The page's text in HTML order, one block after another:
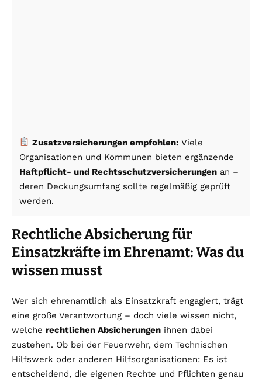
Zusatzversicherungen empfohlen: Viele
Organisationen und Kommunen bieten ergänzende
Haftpflicht- und Rechtsschutzversicherungen an –
deren Deckungsumfang sollte regelmäßig geprüft
werden.
Rechtliche Absicherung für
Einsatzkräfte im Ehrenamt: Was du
wissen musst
Wer sich ehrenamtlich als Einsatzkraft engagiert, trägt
eine große Verantwortung – doch viele wissen nicht,
welche rechtlichen Absicherungen ihnen dabei
zustehen. Ob bei der Feuerwehr, dem Technischen
Hilfswerk oder anderen Hilfsorganisationen: Es ist
entscheidend, die eigenen Rechte und Pflichten genau